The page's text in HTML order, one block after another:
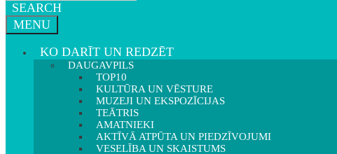
SEARCH
MENU
KO DARĪT UN REDZĒT
DAUGAVPILS
TOP10
KULTŪRA UN VĒSTURE
MUZEJI UN EKSPOZĪCIJAS
TEĀTRIS
AMATNIEKI
AKTĪVĀ ATPŪTA UN PIEDZĪVOJUMI
VESELĪBA UN SKAISTUMS